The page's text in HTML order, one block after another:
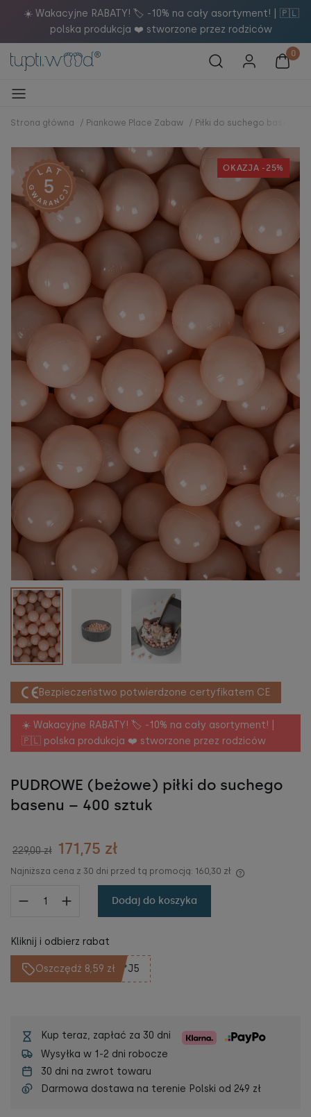
Dołącz do naszego newslettera i otrzymaj 5% rabatu na
zakupy! 🚀
Strona główna / Piankowe Place Zabaw / Piłki do suchego basenu
OKAZJA -25%
Bezpieczeństwo potwierdzone certyfikatem CE
☀️ Wakacyjne RABATY! 🏷️ -10% na cały asortyment! |
🇵🇱 polska produkcja ❤️ stworzone przez rodziców
PUDROWE (beżowe) piłki do suchego
basenu – 400 sztuk
229,00 zł 171,75 zł
Najniższa cena z 30 dni przed tą promocją: 160,30 zł
Dodaj do koszyka
Kliknij i odbierz rabat
Oszczędź 8,59 zł **J5
Kup teraz, zapłać za 30 dni
Wysyłka w 1-2 dni robocze
30 dni na zwrot towaru
Darmowa dostawa na terenie Polski od 249 zł